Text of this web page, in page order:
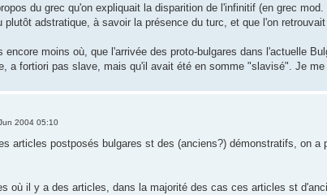
du grec qu'on expliquait la disparition de l'infinitif (en grec
plutôt adstratique, à savoir la présence du turc, et que l'on
encore moins où, que l'arrivée des proto-bulgares dans l'actuelle
a fortiori pas slave, mais qu'il avait été en somme "slavisé". Je me
2004 05:10
articles postposés bulgares st des (anciens?) démonstratifs, on
où il y a des articles, dans la majorité des cas ces articles st